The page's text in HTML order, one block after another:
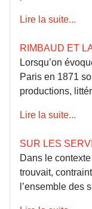
Lire la suite...
RIMBAUD ET
Lorsqu’on
Paris en 1871
productions,
Lire la suite...
SUR LES
Dans le
trouvait,
l’ensemble des